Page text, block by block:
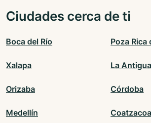
Ciudades cerca de ti
Boca del Río Poza Rica
Xalapa La Antigua
Orizaba Córdoba
Medellín